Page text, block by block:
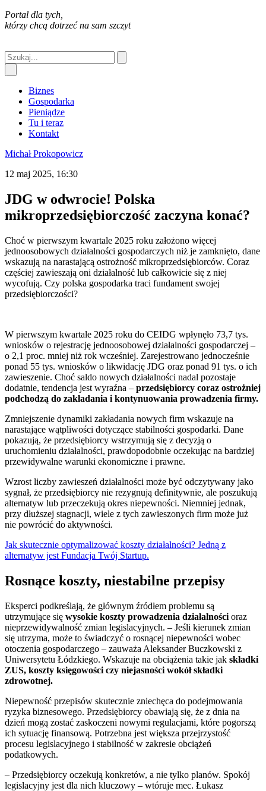
Portal dla tych,
którzy chcą dotrzeć na sam szczyt
Biznes
Gospodarka
Pieniądze
Tu i teraz
Kontakt
Michał Prokopowicz
12 maj 2025, 16:30
JDG w odwrocie! Polska
mikroprzedsiębiorczość zaczyna konać?
Choć w pierwszym kwartale 2025 roku założono więcej
jednoosobowych działalności gospodarczych niż je zamknięto, dane
wskazują na narastającą ostrożność mikroprzedsiębiorców. Coraz
częściej zawieszają oni działalność lub całkowicie się z niej
wycofują. Czy polska gospodarka traci fundament swojej
przedsiębiorczości?
W pierwszym kwartale 2025 roku do CEIDG wpłynęło 73,7 tys.
wniosków o rejestrację jednoosobowej działalności gospodarczej –
o 2,1 proc. mniej niż rok wcześniej. Zarejestrowano jednocześnie
ponad 55 tys. wniosków o likwidację JDG oraz ponad 91 tys. o ich
zawieszenie. Choć saldo nowych działalności nadal pozostaje
dodatnie, tendencja jest wyraźna – przedsiębiorcy coraz ostrożniej
podchodzą do zakładania i kontynuowania prowadzenia firmy.
Zmniejszenie dynamiki zakładania nowych firm wskazuje na
narastające wątpliwości dotyczące stabilności gospodarki. Dane
pokazują, że przedsiębiorcy wstrzymują się z decyzją o
uruchomieniu działalności, prawdopodobnie oczekując na bardziej
przewidywalne warunki ekonomiczne i prawne.
Wzrost liczby zawieszeń działalności może być odczytywany jako
sygnał, że przedsiębiorcy nie rezygnują definitywnie, ale poszukują
alternatyw lub przeczekują okres niepewności. Niemniej jednak,
przy dłuższej stagnacji, wiele z tych zawieszonych firm może już
nie powrócić do aktywności.
Jak skutecznie optymalizować koszty działalności? Jedną z
alternatyw jest Fundacja Twój Startup.
Rosnące koszty, niestabilne przepisy
Eksperci podkreślają, że głównym źródłem problemu są
utrzymujące się wysokie koszty prowadzenia działalności oraz
nieprzewidywalność zmian legislacyjnych. – Jeśli kierunek zmian
się utrzyma, może to świadczyć o rosnącej niepewności wobec
otoczenia gospodarczego – zauważa Aleksander Buczkowski z
Uniwersytetu Łódzkiego. Wskazuje na obciążenia takie jak składki
ZUS, koszty księgowości czy niejasności wokół składki
zdrowotnej.
Niepewność przepisów skutecznie zniechęca do podejmowania
ryzyka biznesowego. Przedsiębiorcy obawiają się, że z dnia na
dzień mogą zostać zaskoczeni nowymi regulacjami, które pogorszą
ich sytuację finansową. Potrzebna jest większa przejrzystość
procesu legislacyjnego i stabilność w zakresie obciążeń
podatkowych.
– Przedsiębiorcy oczekują konkretów, a nie tylko planów. Spokój
legislacyjny jest dla nich kluczowy – wtóruje mec. Łukasz